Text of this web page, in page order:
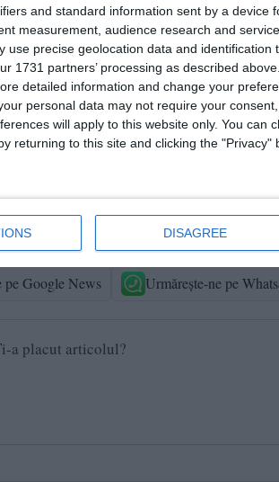
and standard information sent by a device
measurement, audience research and
use precise geolocation data and identification
1731 partners’ processing as described
detailed information and change your
personal data may not require your
will apply to this website only. You can
returning to this site and clicking the "Privacy"
DISAGREE
Mere, Dealului și Apusului.
D14, D25 și Promenada.
- zona D.
(SC Ostrovit), Site Vodafone,
Apă Galița-Ferma 5, Pompa Apă
Termică Narcis, Vila Diamond, Sala Sport
pe Google News Urmărește-ne pe
a placut articolul?